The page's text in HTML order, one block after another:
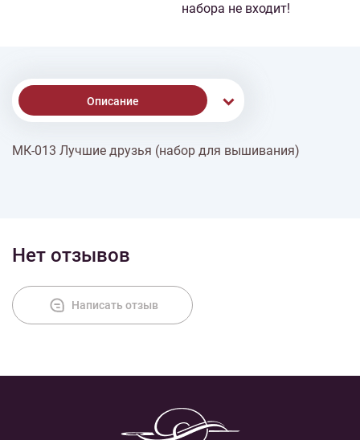
набора не входит!
Описание
Доставка
МК-013 Лучшие друзья (набор для вышивания)
Нет отзывов
Написать отзыв